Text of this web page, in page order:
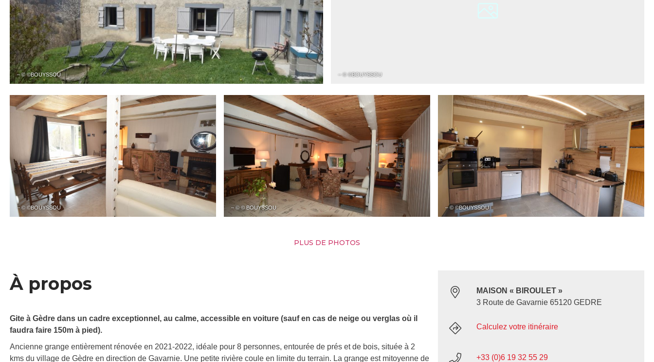
– © ©BOUYSSOU – © ©BOUYSSOU
– © ©BOUYSSOU – © © BOUYSSOU – © ©BOUYSSOU
PLUS DE PHOTOS
À propos
Gite à Gèdre dans un cadre exceptionnel, au calme, accessible en voiture (sauf en cas de neige ou verglas où il
faudra faire 150m à pied).
Ancienne grange entièrement rénovée en 2021-2022, idéale pour 8 personnes, entourée de prés et de bois, située à 2
kms du village de Gèdre en direction de Gavarnie. Une petite rivière coule en limite du terrain. La grange est mitoyenne de
MAISON « BIROULET »
3 Route de Gavarnie 65120 GEDRE
Calculez votre itinéraire
+33 (0)6 19 32 55 29